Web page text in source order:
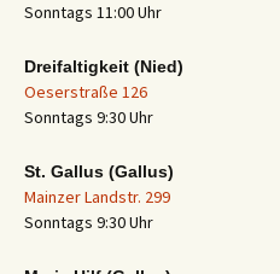
Sonntags 11:00 Uhr
Dreifaltigkeit (Nied)
Oeserstraße 126
Sonntags 9:30 Uhr
St. Gallus (Gallus)
Mainzer Landstr. 299
Sonntags 9:30 Uhr